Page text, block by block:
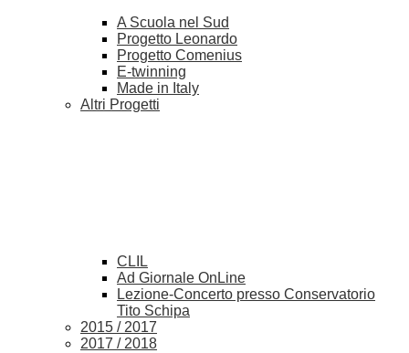
A Scuola nel Sud
Progetto Leonardo
Progetto Comenius
E-twinning
Made in Italy
Altri Progetti
CLIL
Ad Giornale OnLine
Lezione-Concerto presso Conservatorio
Tito Schipa
2015 / 2017
2017 / 2018